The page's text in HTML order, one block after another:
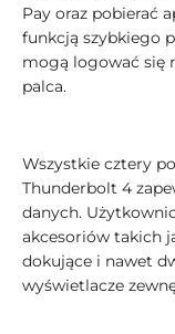
Pay oraz pobierać
funkcją szybkiego
mogą logować się
palca.
Wszystkie cztery
Thunderbolt 4
danych.
akcesoriów takich
dokujące i nawet
wyświetlacze